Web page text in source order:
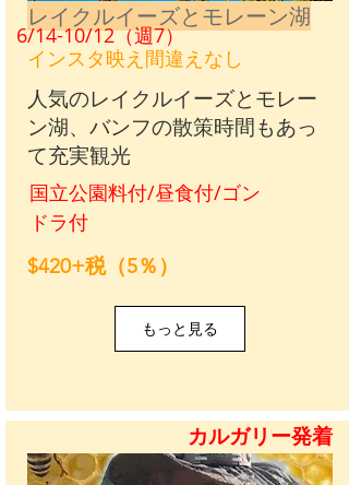
​レイクルイーズとモレーン湖
インスタ映え間違えなし
6/14-10/12（週7）
人気のレイクルイーズとモレー
ン湖、バンフの散策時間もあっ
て充実観光
国立公園料付/昼食付/ゴン
ドラ付
$420+税（5％）
もっと見る
カルガリー発着